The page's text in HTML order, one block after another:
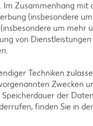
Zusammenhang mit
(insbesondere
um mehr
von
Techniken
Zwecken
der
finden Sie in